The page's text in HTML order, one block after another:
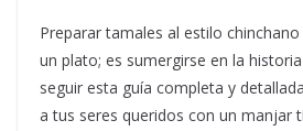
Preparar tamales al estilo
un plato; es sumergirse en la
seguir esta guía completa y
a tus seres queridos con un manjar